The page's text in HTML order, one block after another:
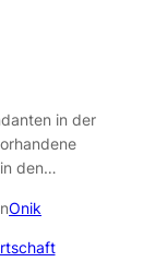
in der
den…
Onik